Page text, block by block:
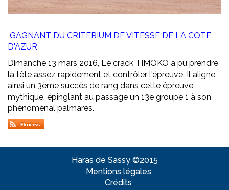
GAGNANT DU CRITERIUM DE VITESSE DE LA COTE
D'AZUR
Dimanche 13 mars 2016, Le crack TIMOKO a pu prendre
la tête assez rapidement et contrôler l'épreuve. Il aligne
ainsi un 3ème succès de rang dans cette épreuve
mythique, épinglant au passage un 13e groupe 1 à son
phénoménal palmarès.
Haras de Sassy ©2015
Mentions légales
Crédits